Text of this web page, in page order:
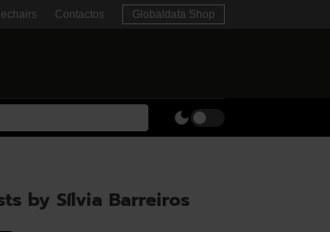
Contactos Globaldata Shop
by Sílvia Barreiros